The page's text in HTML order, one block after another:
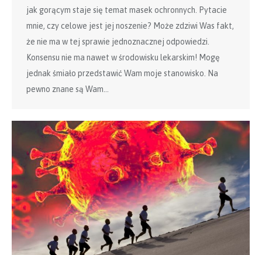
jak gorącym staje się temat masek ochronnych. Pytacie
mnie, czy celowe jest jej noszenie? Może zdziwi Was fakt,
że nie ma w tej sprawie jednoznacznej odpowiedzi.
Konsensu nie ma nawet w środowisku lekarskim! Mogę
jednak śmiało przedstawić Wam moje stanowisko. Na
pewno znane są Wam…